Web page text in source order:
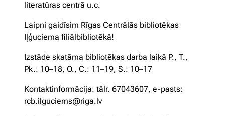
literatūras centrā u.c.
Laipni gaidīsim Rīgas Centrālās bibliotēkas
Iļģuciema filiālbibliotēkā!
Izstāde skatāma bibliotēkas darba laikā P., T.,
Pk.: 10–18, O., C.: 11–19, S.: 10–17
Kontaktinformācija: tālr. 67043607, e-pasts:
rcb.ilguciems@riga.lv